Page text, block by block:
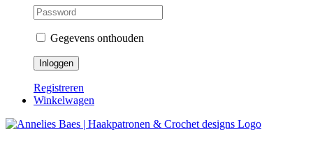
Gegevens onthouden
Registreren
Winkelwagen